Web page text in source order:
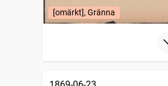
[omärkt], Gränna